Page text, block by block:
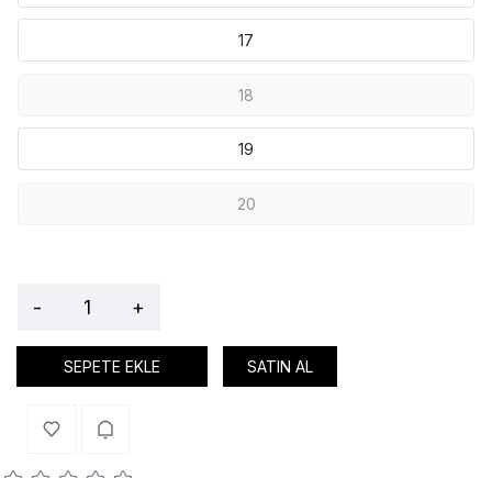
17
18
19
20
- +
SEPETE EKLE SATIN AL